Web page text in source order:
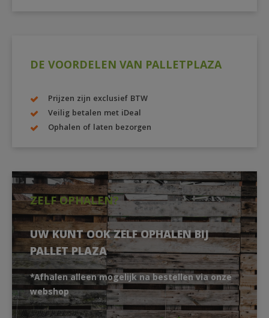
DE VOORDELEN VAN PALLETPLAZA
Prijzen zijn exclusief BTW
Veilig betalen met iDeal
Ophalen of laten bezorgen
ZELF OPHALEN?
UW KUNT OOK ZELF OPHALEN BIJ
PALLET PLAZA
*Afhalen alleen mogelijk na bestellen via onze
webshop